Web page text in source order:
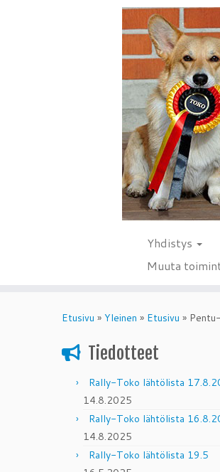
Yhdistys
Muuta
Etusivu » Yleinen » Etusivu »
Tiedotteet
Rally-Toko lähtölista
14.8.2025
Rally-Toko lähtölista
14.8.2025
Rally-Toko lähtölista 19.5